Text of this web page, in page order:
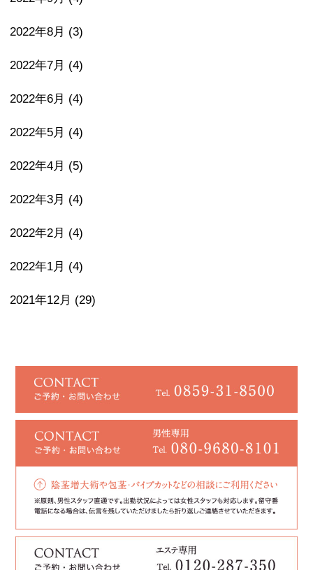
2022年8月 (3)
2022年7月 (4)
2022年6月 (4)
2022年5月 (4)
2022年4月 (5)
2022年3月 (4)
2022年2月 (4)
2022年1月 (4)
2021年12月 (29)